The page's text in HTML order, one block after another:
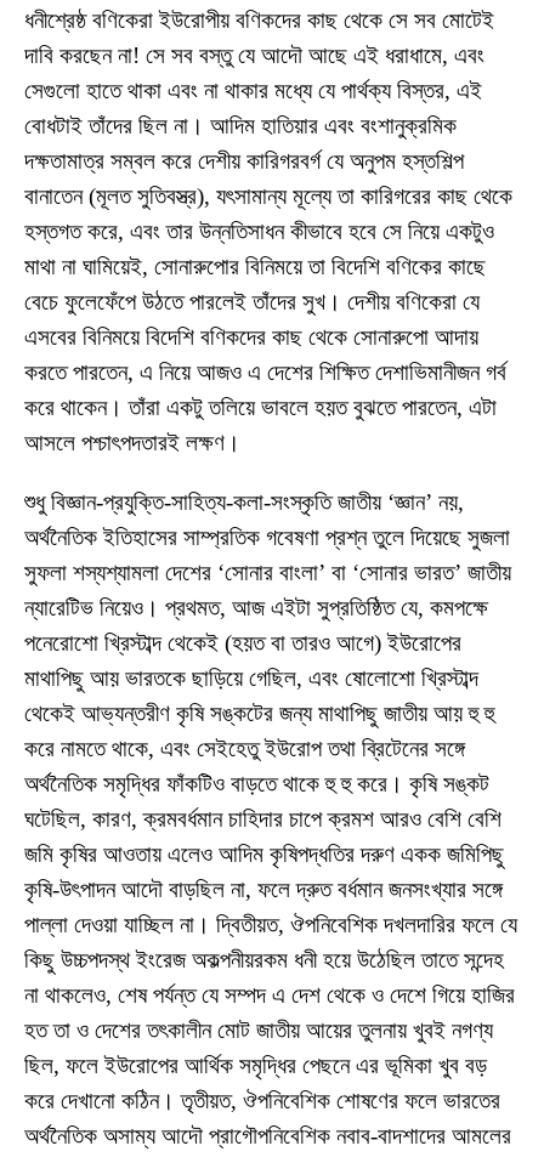
ধনীশ্রেষ্ঠ বণিকেরা ইউরোপীয় বণিকদের কাছ থেকে সে সব মোটেই
দাবি করছেন না! সে সব বস্তু যে আদৌ আছে এই ধরাধামে, এবং
সেগুলো হাতে থাকা এবং না থাকার মধ্যে যে পার্থক্য বিস্তর, এই
বোধটাই তাঁদের ছিল না। আদিম হাতিয়ার এবং বংশানুক্রমিক
দক্ষতামাত্র সম্বল করে দেশীয় কারিগরবর্গ যে অনুপম হস্তশিল্প
বানাতেন (মূলত সুতিবস্ত্র), যৎসামান্য মূল্যে তা কারিগরের কাছ থেকে
হস্তগত করে, এবং তার উন্নতিসাধন কীভাবে হবে সে নিয়ে একটুও
মাথা না ঘামিয়েই, সোনারুপোর বিনিময়ে তা বিদেশি বণিকের কাছে
বেচে ফুলেফেঁপে উঠতে পারলেই তাঁদের সুখ। দেশীয় বণিকেরা যে
এসবের বিনিময়ে বিদেশি বণিকদের কাছ থেকে সোনারুপো আদায়
করতে পারতেন, এ নিয়ে আজও এ দেশের শিক্ষিত দেশাভিমানীজন গর্ব
করে থাকেন। তাঁরা একটু তলিয়ে ভাবলে হয়ত বুঝতে পারতেন, এটা
আসলে পশ্চাৎপদতারই লক্ষণ।
শুধু বিজ্ঞান-প্রযুক্তি-সাহিত্য-কলা-সংস্কৃতি জাতীয় ‘জ্ঞান’ নয়,
অর্থনৈতিক ইতিহাসের সাম্প্রতিক গবেষণা প্রশ্ন তুলে দিয়েছে সুজলা
সুফলা শস্যশ্যামলা দেশের ‘সোনার বাংলা’ বা ‘সোনার ভারত’ জাতীয়
ন্যারেটিভ নিয়েও। প্রথমত, আজ এইটা সুপ্রতিষ্ঠিত যে, কমপক্ষে
পনেরোশো খ্রিস্টাব্দ থেকেই (হয়ত বা তারও আগে) ইউরোপের
মাথাপিছু আয় ভারতকে ছাড়িয়ে গেছিল, এবং ষোলোশো খ্রিস্টাব্দ
থেকেই আভ্যন্তরীণ কৃষি সঙ্কটের জন্য মাথাপিছু জাতীয় আয় হু হু
করে নামতে থাকে, এবং সেইহেতু ইউরোপ তথা ব্রিটেনের সঙ্গে
অর্থনৈতিক সমৃদ্ধির ফাঁকটিও বাড়তে থাকে হু হু করে। কৃষি সঙ্কট
ঘটেছিল, কারণ, ক্রমবর্ধমান চাহিদার চাপে ক্রমশ আরও বেশি বেশি
জমি কৃষির আওতায় এলেও আদিম কৃষিপদ্ধতির দরুণ একক জমিপিছু
কৃষি-উৎপাদন আদৌ বাড়ছিল না, ফলে দ্রুত বর্ধমান জনসংখ্যার সঙ্গে
পাল্লা দেওয়া যাচ্ছিল না। দ্বিতীয়ত, ঔপনিবেশিক দখলদারির ফলে যে
কিছু উচ্চপদস্থ ইংরেজ অকল্পনীয়রকম ধনী হয়ে উঠেছিল তাতে সন্দেহ
না থাকলেও, শেষ পর্যন্ত যে সম্পদ এ দেশ থেকে ও দেশে গিয়ে হাজির
হত তা ও দেশের তৎকালীন মোট জাতীয় আয়ের তুলনায় খুবই নগণ্য
ছিল, ফলে ইউরোপের আর্থিক সমৃদ্ধির পেছনে এর ভূমিকা খুব বড়
করে দেখানো কঠিন। তৃতীয়ত, ঔপনিবেশিক শোষণের ফলে ভারতের
অর্থনৈতিক অসাম্য আদৌ প্রাগৌপনিবেশিক নবাব-বাদশাদের আমলের